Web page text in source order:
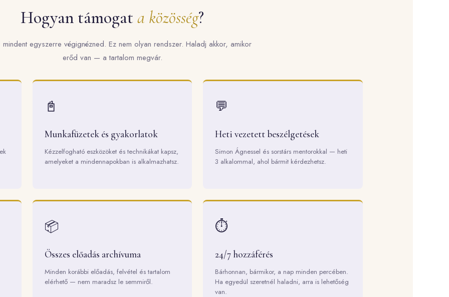
Hogyan támogat a közösség?
mindent egyszerre végignézned. Ez nem olyan rendszer. Haladj akkor, amikor
erőd van — a tartalom megvár.
📓
Munkafüzetek és gyakorlatok
Kézzelfogható eszközöket és technikákat kapsz,
amelyeket a mindennapokban is alkalmazhatsz.
💬
Heti vezetett beszélgetések
Simon Ágnessel és sorstárs mentorokkal — heti
3 alkalommal, ahol bármit kérdezhetsz.
📦
Összes előadás archívuma
Minden korábbi előadás, felvétel és tartalom
elérhető — nem maradsz le semmiről.
⏱️
24/7 hozzáférés
Bárhonnan, bármikor, a nap minden percében.
Ha egyedül szeretnél haladni, arra is lehetőség
van.